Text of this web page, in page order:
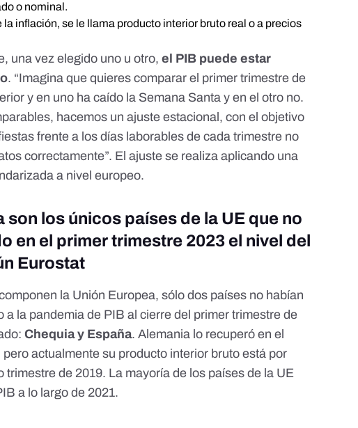
o nominal.
inflación, se le llama producto interior bruto real o a precios
una vez elegido uno u otro,el PIB puede estar
. “Imagina que quieres comparar el primer trimestre de
y en uno ha caído la Semana Santa y en el otro no.
hacemos un ajuste estacional, con el objetivo
frente a los días laborables de cada trimestre no
correctamente”. El ajustese realiza aplicando una
a nivel europeo.
son los únicos países de la UE que no
en el primer trimestre 2023 el nivel del
Eurostat
la Unión Europea,sólo dos países no habían
a la pandemia de PIB al cierre del primer trimestre de
Chequia y España. Alemania lo recuperó en el
actualmente su producto interior bruto está por
trimestre de 2019. La mayoría de los países de la UE
a lo largo de 2021.